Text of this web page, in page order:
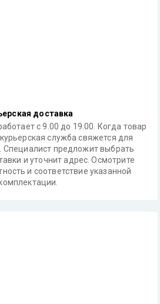
доставка
с 9.00 до 19.00. Когда товар
служба свяжется для
Специалист предложит выбрать
и уточнит адрес. Осмотрите
и соответствие указанной